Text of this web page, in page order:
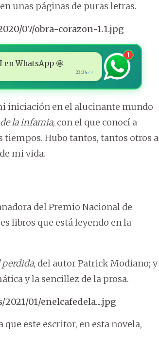
unas páginas de puras letras.
en WhatsApp 🤩
23:34✓✓
1
iniciación en el alucinante mundo
la infamia, con el que conocí a
tiempos. Hubo tantos, tantos otros a
mi vida.
del Premio Nacional de
libros que está leyendo en la
perdida, del autor Patrick Modiano; y
y la sencillez de la prosa.
este escritor, en esta novela,